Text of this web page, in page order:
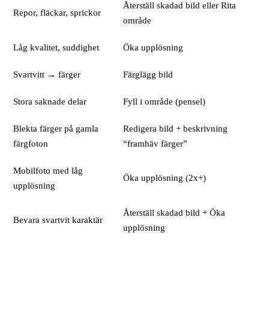
Repor, fläckar, sprickor
Återställ skadad bild eller Rita
område
Låg kvalitet, suddighet Öka upplösning
Svartvitt → färger Färglägg bild
Stora saknade delar Fyll i område (pensel)
Blekta färger på gamla
färgfoton
Redigera bild + beskrivning
“framhäv färger”
Mobilfoto med låg
upplösning
Öka upplösning (2x+)
Bevara svartvit karaktär
Återställ skadad bild + Öka
upplösning